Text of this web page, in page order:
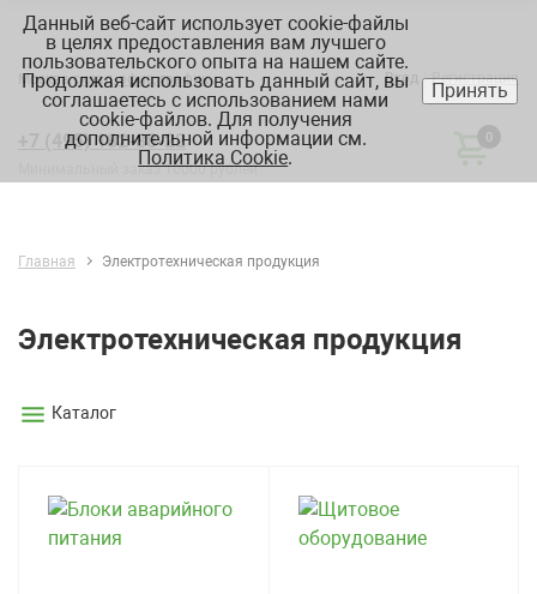
Вход Регистрация
Москва:склад, офис, график
+7 (495) 182-88-22
Минимальный заказ 10000 рублей
0
Главная Электротехническая продукция
Электротехническая продукция
Каталог
Данный веб-сайт использует cookie-файлы
в целях предоставления вам лучшего
пользовательского опыта на нашем сайте.
Продолжая использовать данный сайт, вы
соглашаетесь с использованием нами
cookie-файлов. Для получения
дополнительной информации см.
Политика Cookie.
Принять